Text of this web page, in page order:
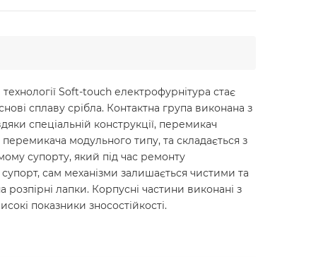
Soft-touch електрофурнітура стає
сплаву срібла. Контактна група виконана з
спеціальній конструкції, перемикач
перемикача модульного типу, та складається з
супорту, який під час ремонту
сам механізми залишається чистими та
лапки. Корпусні частини виконані з
показники зносостійкості.